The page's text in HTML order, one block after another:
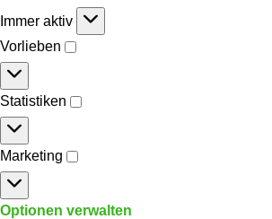
Immer aktiv
Vorlieben
Statistiken
Marketing
Optionen verwalten